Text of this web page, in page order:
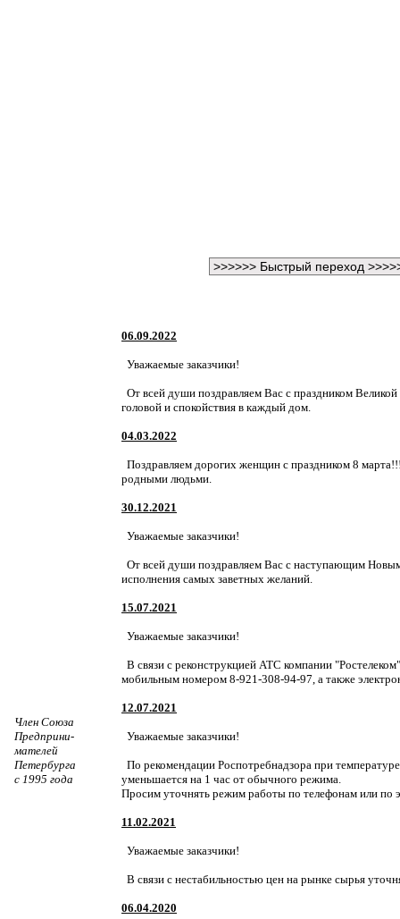
Член Союза
Предприни-
мателей
Петербурга
с 1995 года
06.09.2022
Уважаемые заказчики!
От всей души поздравляем Вас с праздником
головой и спокойствия в каждый дом.
04.03.2022
Поздравляем дорогих женщин с праздником 8
родными людьми.
30.12.2021
Уважаемые заказчики!
От всей души поздравляем Вас с наступающим
исполнения самых заветных желаний.
15.07.2021
Уважаемые заказчики!
В связи с реконструкцией АТС компании
мобильным номером 8-921-308-94-97, а также
12.07.2021
Уважаемые заказчики!
По рекомендации Роспотребнадзора при
уменьшается на 1 час от обычного режима.
Просим уточнять режим работы по телефонам или по
11.02.2021
Уважаемые заказчики!
В связи с нестабильностью цен на рынке сырья
06.04.2020